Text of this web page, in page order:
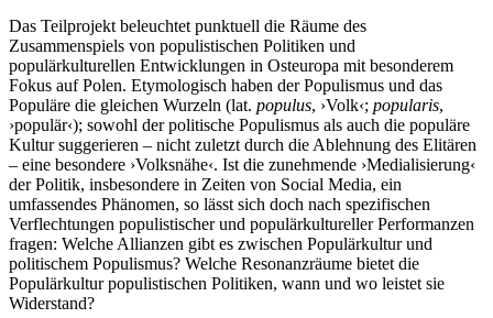
Das Teilprojekt beleuchtet punktuell die Räume des
Zusammenspiels von populistischen Politiken und
populärkulturellen Entwicklungen in Osteuropa mit besonderem
Fokus auf Polen. Etymologisch haben der Populismus und das
Populäre die gleichen Wurzeln (lat. populus, ›Volk‹; popularis,
›populär‹); sowohl der politische Populismus als auch die populäre
Kultur suggerieren ‒ nicht zuletzt durch die Ablehnung des Elitären
‒ eine besondere ›Volksnähe‹. Ist die zunehmende ›Medialisierung‹
der Politik, insbesondere in Zeiten von Social Media, ein
umfassendes Phänomen, so lässt sich doch nach spezifischen
Verflechtungen populistischer und populärkultureller Performanzen
fragen: Welche Allianzen gibt es zwischen Populärkultur und
politischem Populismus? Welche Resonanzräume bietet die
Populärkultur populistischen Politiken, wann und wo leistet sie
Widerstand?